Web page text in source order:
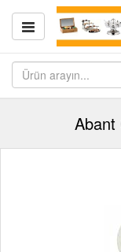
Abant